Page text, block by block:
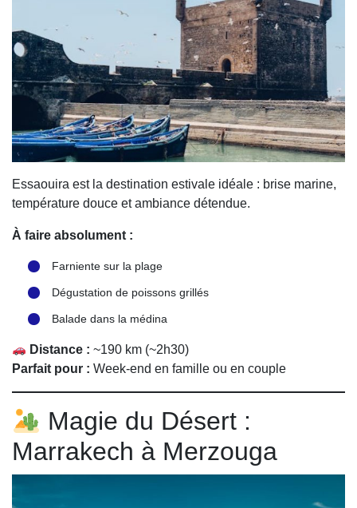
Essaouira est la destination estivale idéale : brise marine,
température douce et ambiance détendue.
À faire absolument :
Farniente sur la plage
Dégustation de poissons grillés
Balade dans la médina
Distance : ~190 km (~2h30)
Parfait pour : Week-end en famille ou en couple
Magie du Désert :
Marrakech à Merzouga